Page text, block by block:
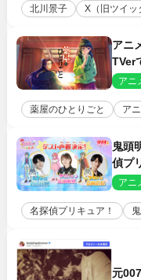
北川景子 X（旧ツイッ
アニ
TVer
アニ
薬屋のひとりごと ア
鬼頭
偵プ
スト
アニ
名探偵プリキュア！
元